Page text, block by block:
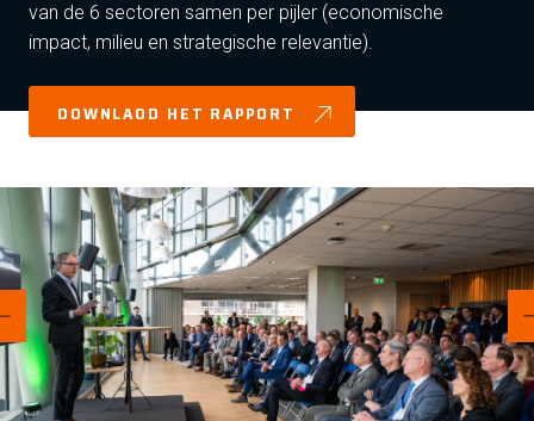
van de 6 sectoren samen per pijler (economische
impact, milieu en strategische relevantie).
DOWNLAOD HET RAPPORT